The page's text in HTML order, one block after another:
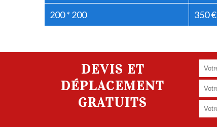
200 * 200 350 €
DEVIS ET
DÉPLACEMENT
GRATUITS